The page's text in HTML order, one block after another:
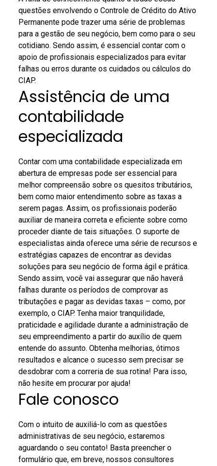
questões envolvendo o Controle de Crédito do Ativo
Permanente pode trazer uma série de problemas
para a gestão de seu negócio, bem como para o seu
cotidiano. Sendo assim, é essencial contar com o
apoio de profissionais especializados para evitar
falhas ou erros durante os cuidados ou cálculos do
CIAP.
Assistência de uma
contabilidade
especializada
Contar com uma contabilidade especializada em
abertura de empresas pode ser essencial para
melhor compreensão sobre os quesitos tributários,
bem como maior entendimento sobre as taxas a
serem pagas. Assim, os profissionais poderão
auxiliar de maneira correta e eficiente sobre como
proceder diante de tais situações. O suporte de
especialistas ainda oferece uma série de recursos e
estratégias capazes de encontrar as devidas
soluções para seu negócio de forma ágil e prática.
Sendo assim, você vai assegurar que não haverá
falhas durante os períodos de comprovar as
tributações e pagar as devidas taxas – como, por
exemplo, o CIAP. Tenha maior tranquilidade,
praticidade e agilidade durante a administração de
seu empreendimento a partir do auxílio de quem
entende do assunto. Obtenha melhorias, ótimos
resultados e alcance o sucesso sem precisar se
desdobrar com a correria de sua rotina! Para isso,
não hesite em procurar por ajuda!
Fale conosco
Com o intuito de auxiliá-lo com as questões
administrativas de seu negócio, estaremos
aguardando o seu contato! Basta preencher o
formulário que, em breve, nossos consultores